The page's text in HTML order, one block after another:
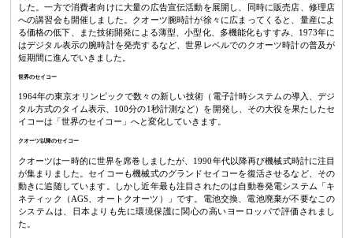
した。一方で消費者向けに大量の広告宣伝活動を展開し、同時に販売店、修理店
への講習会も開催しました。クオーツ腕時計が徐々に広まってくると、量産によ
る価格の低下、また技術開発による薄型、小型化、多機能化もすすみ、1973年に
はデジタル表示の腕時計を発売するなど、世界レベルでのクオーツ時計の普及が
短期間に進んでいきました。
世界のセイコー
1964年の東京オリンピックで数々の新しい技術（電子計時システムの導入、デジ
タル方式のタイム表示、100分の1秒計測など）を開発し、その大役を果たしたセ
イコーは「世界のセイコー」へと変化していきます。
クオーツ以降のセイコー
クオーツは一時的に世界を席巻しましたが、1990年代以降再び機械式時計に注目
が集まりました。セイコーも機械式のグランドセイコーを復活させるなど、その
動きに追随しています。しかし近年最も注目されたのは自動巻発電システム「キ
ネティック（AGS、オートクオーツ）」です。電池交換、電池廃棄が不要なこの
システムは、日本よりも先に環境保護に関心の高いヨーロッパで評価されまし
た。